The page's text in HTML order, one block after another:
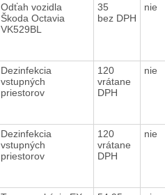
Odťah vozidla
Škoda Octavia
VK529BL
35
bez DPH
nie
Dezinfekcia
vstupných
priestorov
120
vrátane
DPH
nie
Dezinfekcia
vstupných
priestorov
120
vrátane
DPH
nie